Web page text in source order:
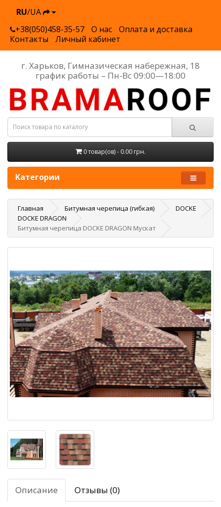
RU/UA
+38(050)458-35-57
О нас
Оплата и доставка
Контакты
Личный кабинет
г. Харьков, Гимназическая набережная, 18
график работы – Пн-Вс 09:00—18:00
0 товар(ов) - 0.00 грн.
Категории
Главная Битумная черепица (гибкая)
DOCKE
DOCKE DRAGON
Битумная черепица DOCKE DRAGON Мускат
Описание Отзывы (0)